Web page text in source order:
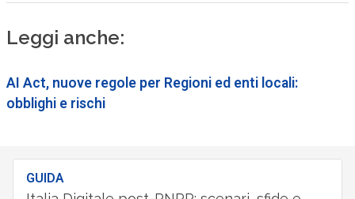
Leggi anche:
AI Act, nuove regole per Regioni ed enti locali:
obblighi e rischi
GUIDA